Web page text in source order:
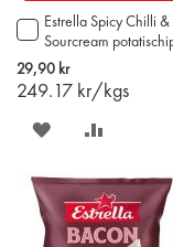
Estrella Spicy Chilli &
Sourcream
115g
29,90 kr
249.17 kr/kgs
Lägg
till
i
varukorgen
SPARA
ÖNSKELISTAN
JÄMFÖR